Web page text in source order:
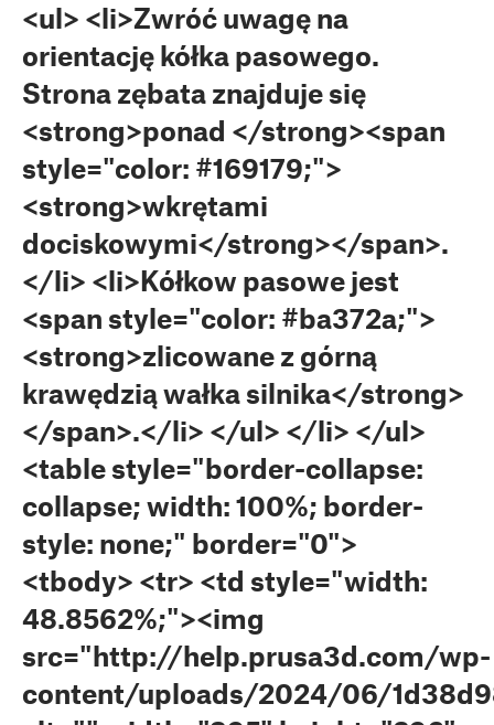
<ul> <li>Zwróć uwagę na
orientację kółka pasowego.
Strona zębata znajduje się
<strong>ponad </strong><span
style="color: #169179;">
<strong>wkrętami
dociskowymi</strong></span>.
</li> <li>Kółkow pasowe jest
<span style="color: #ba372a;">
<strong>zlicowane z górną
krawędzią wałka silnika</strong>
</span>.</li> </ul> </li> </ul>
<table style="border-collapse:
collapse; width: 100%; border-
style: none;" border="0">
<tbody> <tr> <td style="width:
48.8562%;"><img
src="http://help.prusa3d.com/wp-
content/uploads/2024/06/